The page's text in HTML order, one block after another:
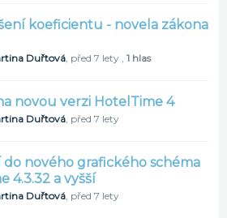
koeficientu - novela zákona
Duřtová, před 7 lety , 1 hlas
novou verzi HotelTime 4
Duřtová, před 7 lety
nového grafického schéma
4.3.32 a vyšší
Duřtová, před 7 lety